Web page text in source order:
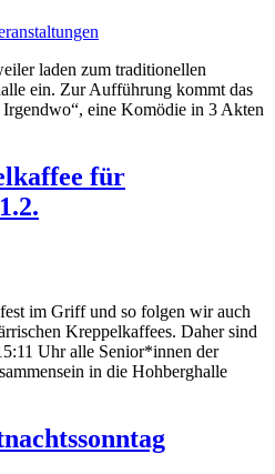
laden zum traditionellen
ein. Zur Aufführung kommt das
eine Komödie in 3 Akten
für
im Griff und so folgen wir auch
Kreppelkaffees. Daher sind
Uhr alle Senior*innen der
in die Hohberghalle